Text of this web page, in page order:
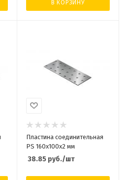
В КОРЗИНУ
Пластина соединительная
PS 160х100х2 мм
38.85руб./шт